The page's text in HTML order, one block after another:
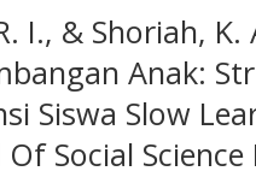
I., & Shoriah,
Anak:
Siswa Slow
Social Science